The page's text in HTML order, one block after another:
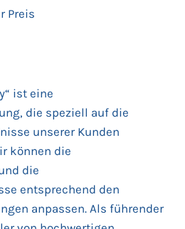
Preis
ist eine
die speziell auf die
unserer Kunden
können die
die
entsprechend den
anpassen. Als führender